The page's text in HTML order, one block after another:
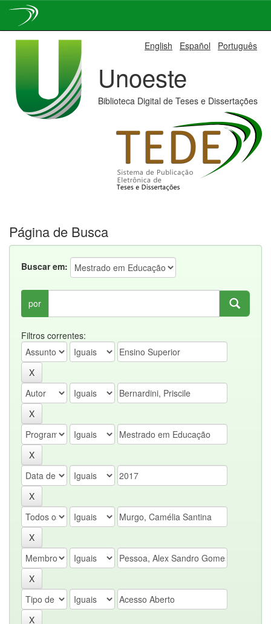
English Español Português
Unoeste
Biblioteca Digital de Teses e Dissertações
Página de Busca
Buscar em:
por
Filtros correntes: